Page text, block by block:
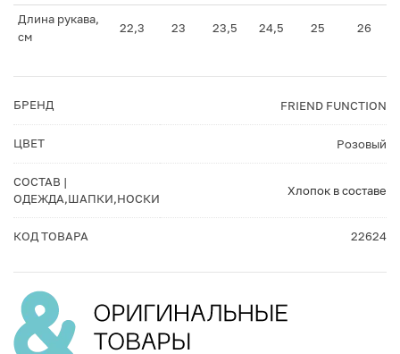
Длина рукава,
см
22,3 23 23,5 24,5 25 26
БРЕНД FRIEND FUNCTION
ЦВЕТ Розовый
СОСТАВ |
ОДЕЖДА,ШАПКИ,НОСКИ
Хлопок в составе
КОД ТОВАРА 22624